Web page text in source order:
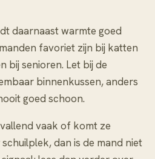
daarnaast warmte goed
favoriet zijn bij katten
bij senioren. Let bij de
binnenkussen, anders
goed schoon.
vaak of komt ze
dan is de mand niet